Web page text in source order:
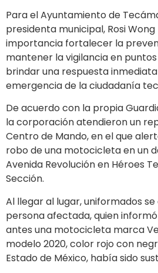
Para el Ayuntamiento de
presidenta municipal, Rosi
importancia fortalecer la
mantener la vigilancia en
brindar una respuesta
emergencia de la ciudadanía
De acuerdo con la propia
la corporación atendieron un
Centro de Mando, en el que
robo de una motocicleta en un
Avenida Revolución en Héroes
Sección.
Al llegar al lugar, uniformados
persona afectada, quien
antes una motocicleta marca
modelo 2020, color rojo con
Estado de México, había sido